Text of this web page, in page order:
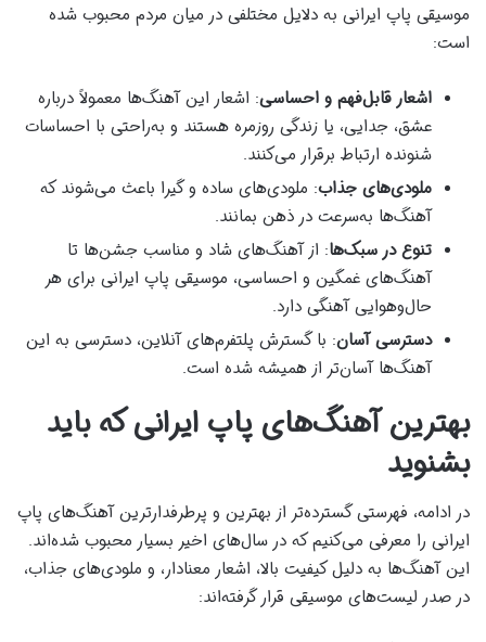
موسیقی پاپ ایرانی به دلایل مختلفی در میان مردم محبوب شده
است:
اشعار قابل‌فهم و احساسی: اشعار این آهنگ‌ها معمولاً درباره
عشق، جدایی، یا زندگی روزمره هستند و به‌راحتی با احساسات
شنونده ارتباط برقرار می‌کنند.
ملودی‌های جذاب: ملودی‌های ساده و گیرا باعث می‌شوند که
آهنگ‌ها به‌سرعت در ذهن بمانند.
تنوع در سبک‌ها: از آهنگ‌های شاد و مناسب جشن‌ها تا
آهنگ‌های غمگین و احساسی، موسیقی پاپ ایرانی برای هر
حال‌وهوایی آهنگی دارد.
دسترسی آسان: با گسترش پلتفرم‌های آنلاین، دسترسی به این
آهنگ‌ها آسان‌تر از همیشه شده است.
بهترین آهنگ‌های پاپ ایرانی که باید
بشنوید
در ادامه، فهرستی گسترده‌تر از بهترین و پرطرفدارترین آهنگ‌های پاپ
ایرانی را معرفی می‌کنیم که در سال‌های اخیر بسیار محبوب شده‌اند.
این آهنگ‌ها به دلیل کیفیت بالا، اشعار معنادار، و ملودی‌های جذاب،
در صدر لیست‌های موسیقی قرار گرفته‌اند: